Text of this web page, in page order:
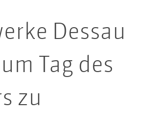
Dessau
Tag des
zu